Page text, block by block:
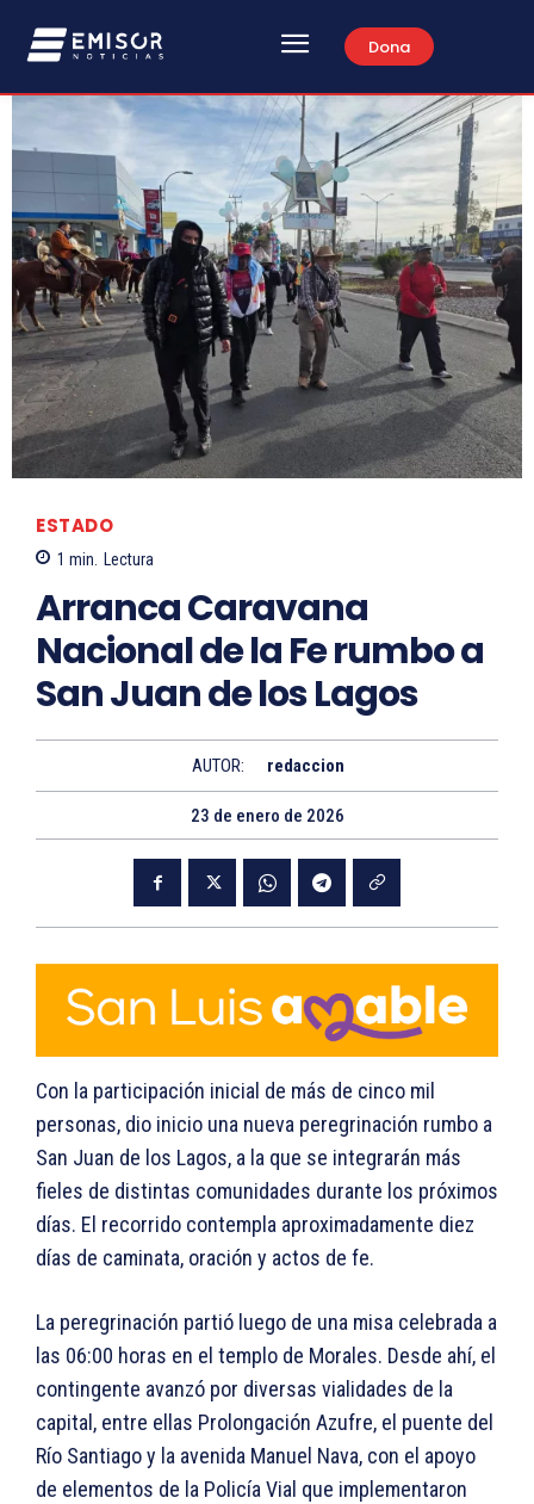
Dona
ESTADO
1 min. Lectura
Arranca Caravana
Nacional de la Fe rumbo a
San Juan de los Lagos
AUTOR: redaccion
23 de enero de 2026
Con la participación inicial de más de cinco mil
personas, dio inicio una nueva peregrinación rumbo a
San Juan de los Lagos, a la que se integrarán más
fieles de distintas comunidades durante los próximos
días. El recorrido contempla aproximadamente diez
días de caminata, oración y actos de fe.
La peregrinación partió luego de una misa celebrada a
las 06:00 horas en el templo de Morales. Desde ahí, el
contingente avanzó por diversas vialidades de la
capital, entre ellas Prolongación Azufre, el puente del
Río Santiago y la avenida Manuel Nava, con el apoyo
de elementos de la Policía Vial que implementaron